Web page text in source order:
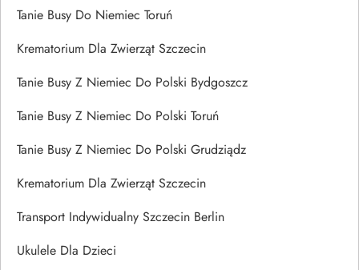
Tanie Busy Do Niemiec Toruń
Krematorium Dla Zwierząt Szczecin
Tanie Busy Z Niemiec Do Polski Bydgoszcz
Tanie Busy Z Niemiec Do Polski Toruń
Tanie Busy Z Niemiec Do Polski Grudziądz
Krematorium Dla Zwierząt Szczecin
Transport Indywidualny Szczecin Berlin
Ukulele Dla Dzieci